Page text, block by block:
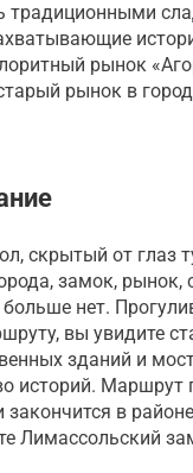
традиционными
рынок
рынок в
скрытый от глаз
замок, рынок,
нет.
вы увидите
зданий и
историй. Маршрут
закончится в
Лимассольский